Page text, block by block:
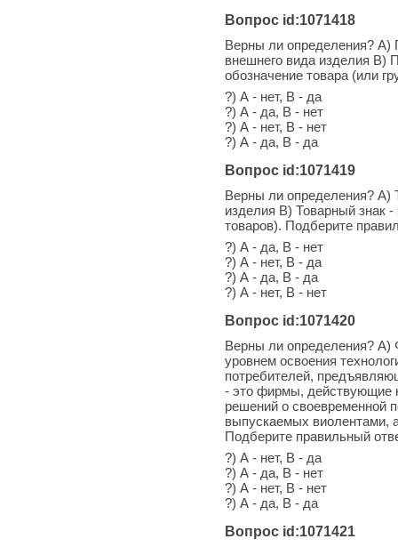
Вопрос id:1071418
Верны ли определения? А)
внешнего вида изделия В)
обозначение товара (или
?) А - нет, В - да
?) А - да, В - нет
?) А - нет, В - нет
?) А - да, В - да
Вопрос id:1071419
Верны ли определения? А)
изделия В) Товарный знак
товаров). Подберите
?) А - да, В - нет
?) А - нет, В - да
?) А - да, В - да
?) А - нет, В - нет
Вопрос id:1071420
Верны ли определения? А)
уровнем освоения
потребителей,
- это фирмы, действующие
решений о своевременной
выпускаемых виолентами,
Подберите правильный
?) А - нет, В - да
?) А - да, В - нет
?) А - нет, В - нет
?) А - да, В - да
Вопрос id:1071421